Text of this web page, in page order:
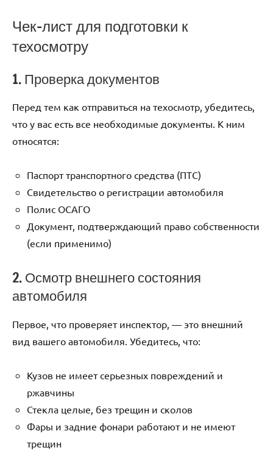
Чек-лист для подготовки к
техосмотру
1. Проверка документов
Перед тем как отправиться на техосмотр, убедитесь,
что у вас есть все необходимые документы. К ним
относятся:
Паспорт транспортного средства (ПТС)
Свидетельство о регистрации автомобиля
Полис ОСАГО
Документ, подтверждающий право собственности
(если применимо)
2. Осмотр внешнего состояния
автомобиля
Первое, что проверяет инспектор, — это внешний
вид вашего автомобиля. Убедитесь, что:
Кузов не имеет серьезных повреждений и
ржавчины
Стекла целые, без трещин и сколов
Фары и задние фонари работают и не имеют
трещин